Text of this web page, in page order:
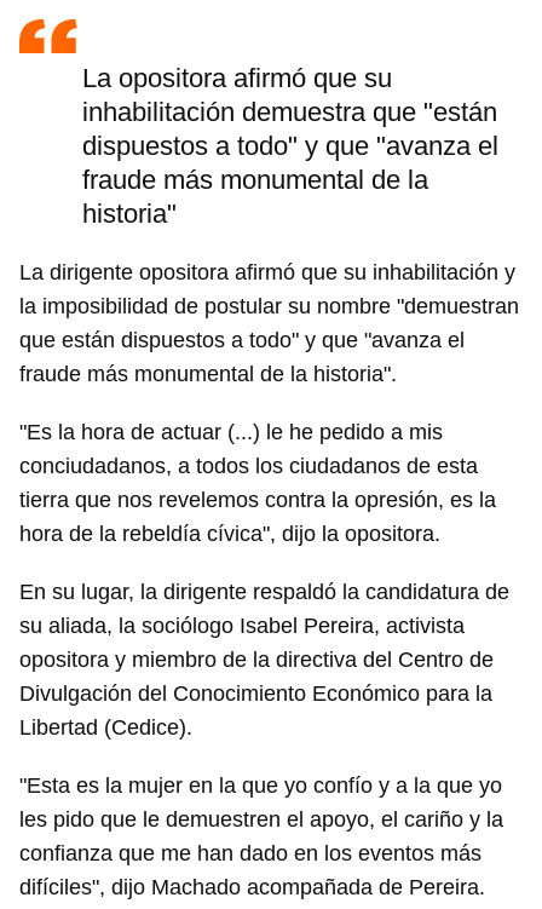
La opositora afirmó que su
inhabilitación demuestra que "están
dispuestos a todo" y que "avanza el
fraude más monumental de la
historia"
La dirigente opositora afirmó que su inhabilitación y
la imposibilidad de postular su nombre "demuestran
que están dispuestos a todo" y que "avanza el
fraude más monumental de la historia".
"Es la hora de actuar (...) le he pedido a mis
conciudadanos, a todos los ciudadanos de esta
tierra que nos revelemos contra la opresión, es la
hora de la rebeldía cívica", dijo la opositora.
En su lugar, la dirigente respaldó la candidatura de
su aliada, la sociólogo Isabel Pereira, activista
opositora y miembro de la directiva del Centro de
Divulgación del Conocimiento Económico para la
Libertad (Cedice).
"Esta es la mujer en la que yo confío y a la que yo
les pido que le demuestren el apoyo, el cariño y la
confianza que me han dado en los eventos más
difíciles", dijo Machado acompañada de Pereira.